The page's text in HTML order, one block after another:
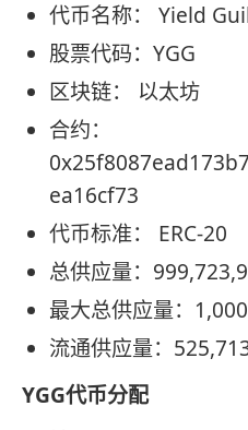
代币名称： Yield
股票代码：YGG
区块链： 以太坊
合约：
ea16cf73
代币标准： ERC-20
总供应量：
最大总供应量：
流通供应量：
YGG代币分配